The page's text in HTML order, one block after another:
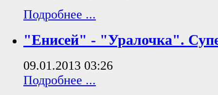
Подробнее ...
"Енисей" - "Уралочка".
09.01.2013 03:26
Подробнее ...